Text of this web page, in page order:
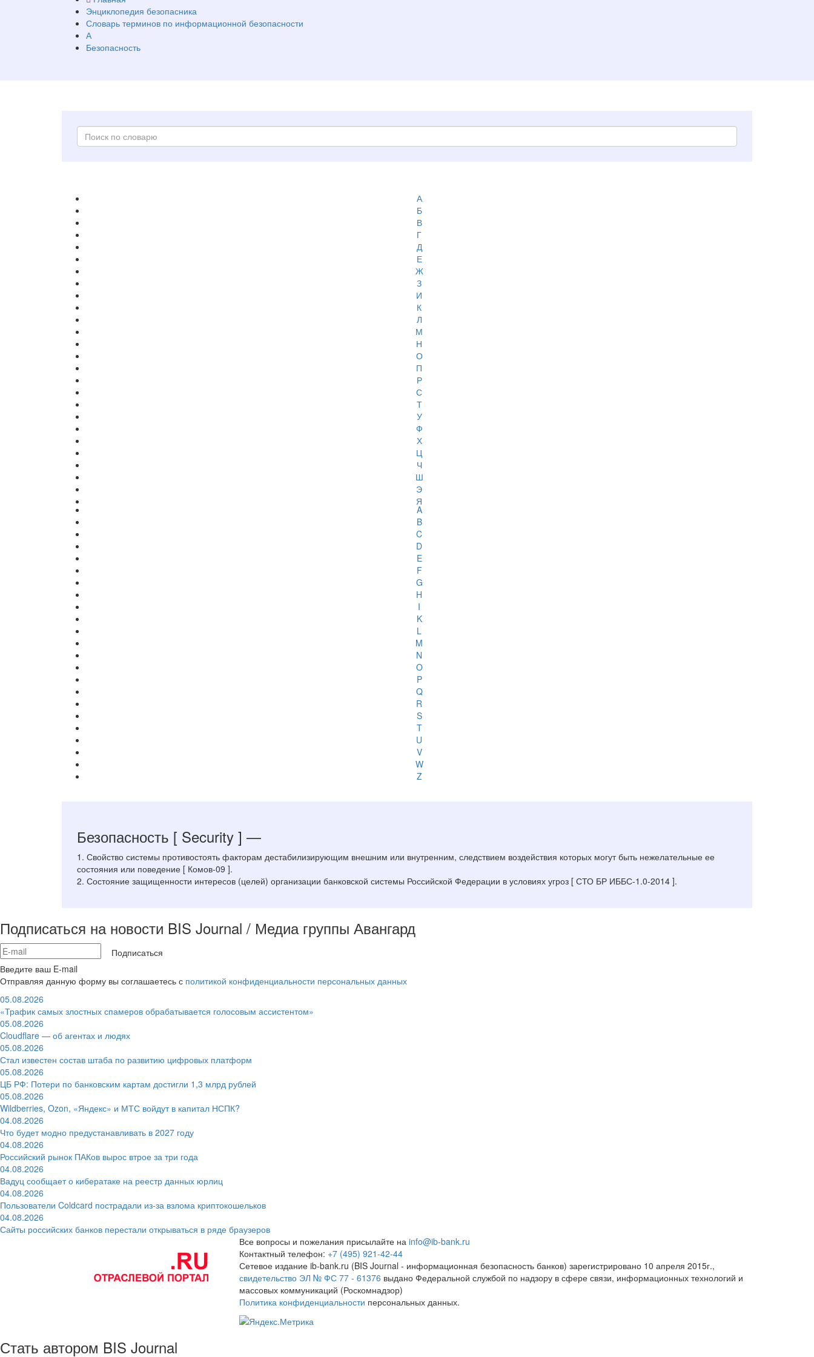
Энциклопедия безопасника
Словарь терминов по информационной безопасности
А
Безопасность
А
Б
В
Г
Д
Е
Ж
З
И
К
Л
М
Н
О
П
Р
С
Т
У
Ф
Х
Ц
Ч
Ш
Э
Я
A
B
C
D
E
F
G
H
I
K
L
M
N
O
P
Q
R
S
T
U
V
W
Z
Безопасность [ Security ] —
1. Свойство системы противостоять факторам дестабилизирующим внешним или внутренним, следствием воздействия которых могут быть нежелательные ее
состояния или поведение [ Комов-09 ].
2. Состояние защищенности интересов (целей) организации банковской системы Российской Федерации в условиях угроз [ СТО БР ИББС-1.0-2014 ].
Подписаться на новости BIS Journal / Медиа группы Авангард
Подписаться
Введите ваш E-mail
Отправляя данную форму вы соглашаетесь с политикой конфиденциальности персональных данных
05.08.2026
«Трафик самых злостных спамеров обрабатывается голосовым ассистентом»
05.08.2026
Cloudflare — об агентах и людях
05.08.2026
Стал известен состав штаба по развитию цифровых платформ
05.08.2026
ЦБ РФ: Потери по банковским картам достигли 1,3 млрд рублей
05.08.2026
Wildberries, Ozon, «Яндекс» и МТС войдут в капитал НСПК?
04.08.2026
Что будет модно предустанавливать в 2027 году
04.08.2026
Российский рынок ПАКов вырос втрое за три года
04.08.2026
Вадуц сообщает о кибератаке на реестр данных юрлиц
04.08.2026
Пользователи Coldcard пострадали из-за взлома криптокошельков
04.08.2026
Сайты российских банков перестали открываться в ряде браузеров
Все вопросы и пожелания присылайте на info@ib-bank.ru
Контактный телефон: +7 (495) 921-42-44
Сетевое издание ib-bank.ru (BIS Journal - информационная безопасность банков) зарегистрировано 10 апреля 2015г.,
свидетельство ЭЛ № ФС 77 - 61376 выдано Федеральной службой по надзору в сфере связи, информационных технологий и
массовых коммуникаций (Роскомнадзор)
Политика конфиденциальности персональных данных.
Стать автором BIS Journal